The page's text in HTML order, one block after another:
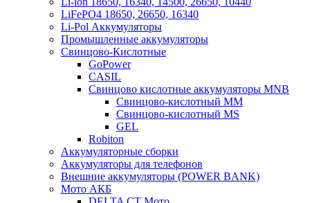
LiFePO4 18650, 26650, 16340
Li-Pol Аккумуляторы
Промышленные аккумуляторы
Свинцово-Кислотные
GoPower
CASIL
Свинцово кислотные аккумуляторы MNB
Cвинцово-кислотный MM
Cвинцово-кислотный MS
GEL
Robiton
Аккумуляторные сборки
Аккумуляторы для телефонов
Внешние аккумуляторы (POWER BANK)
Мото АКБ